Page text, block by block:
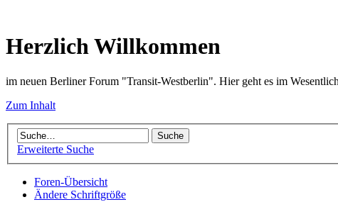
Herzlich Willkommen
im neuen Berliner Forum "Transit-Westberlin". Hier geht es im
Zum Inhalt
Erweiterte Suche
Foren-Übersicht
Ändere Schriftgröße